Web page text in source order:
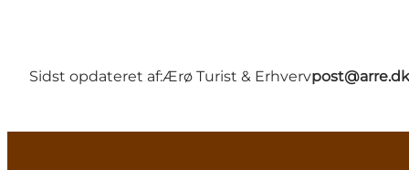
Sidst opdateret af:Ærø Turist & Erhvervpost@arre.dk